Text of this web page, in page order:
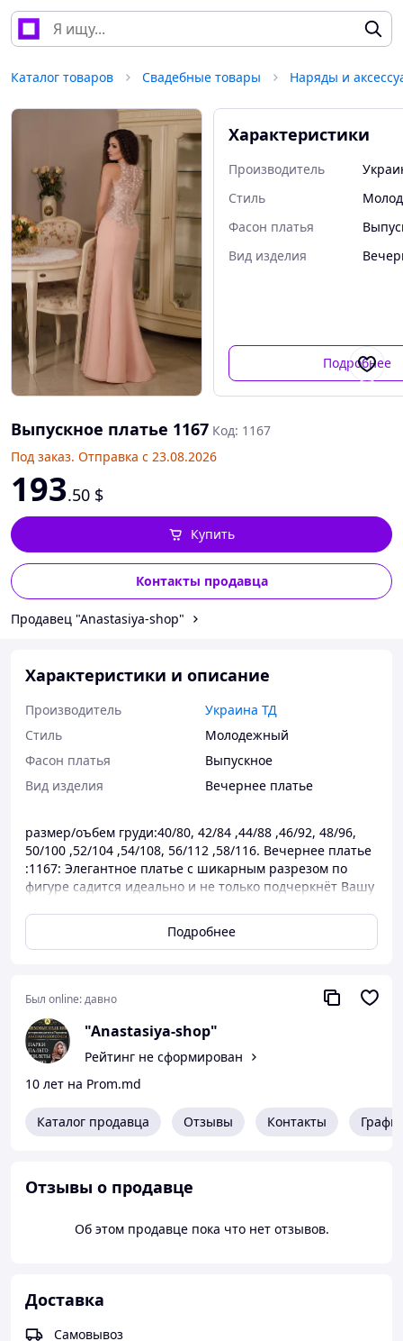
Каталог товаров Свадебные товары Наряды и
Характеристики
Производитель
Стиль
Фасон платья
Вид изделия
Подробнее
Выпускное платье 1167 Код: 1167
Под заказ. Отправка с 23.08.2026
193.50 $
Контакты продавца
Купить
Продавец "Anastasiya-shop"
Характеристики и описание
Производитель
Украина ТД
Стиль
Молодежный
Фасон платья
Выпускное
Вид изделия
Вечернее платье
размер/оъбем груди:40/80, 42/84 ,44/88 ,46/92, 48/96,
50/100 ,52/104 ,54/108, 56/112 ,58/116. Вечернее платье
:1167: Элегантное платье с шикарным разрезом по
фигуре садится идеально и не только подчеркнёт Вашу
которая имеет шикарный вкус. Практически все
женщины, которые одевают на какую-либо вечеринку
особенно в том случае, когда такое платье идеально
выбрать платье по своему размеру.
Подробнее
Был online:давно
"Anastasiya-shop"
Рейтинг не сформирован
10 лет на Prom.md
Каталог продавца Отзывы Контакты
Отзывы о продавце
Об этом продавце пока что нет отзывов.
Доставка
Самовывоз